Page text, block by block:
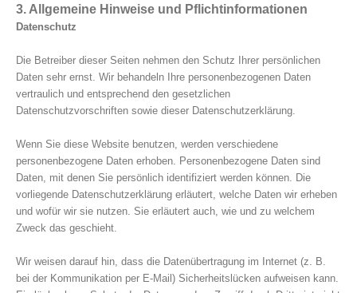
3. Allgemeine Hinweise und Pflichtinformationen
Datenschutz
Die Betreiber dieser Seiten nehmen den Schutz Ihrer persönlichen
Daten sehr ernst. Wir behandeln Ihre personenbezogenen Daten
vertraulich und entsprechend den gesetzlichen
Datenschutzvorschriften sowie dieser Datenschutzerklärung.
Wenn Sie diese Website benutzen, werden verschiedene
personenbezogene Daten erhoben. Personenbezogene Daten sind
Daten, mit denen Sie persönlich identifiziert werden können. Die
vorliegende Datenschutzerklärung erläutert, welche Daten wir erheben
und wofür wir sie nutzen. Sie erläutert auch, wie und zu welchem
Zweck das geschieht.
Wir weisen darauf hin, dass die Datenübertragung im Internet (z. B.
bei der Kommunikation per E-Mail) Sicherheitslücken aufweisen kann.